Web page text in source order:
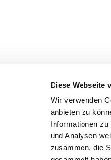
Diese Webseite
Wir verwenden
anbieten zu
Informationen zu
und Analysen
zusammen, die